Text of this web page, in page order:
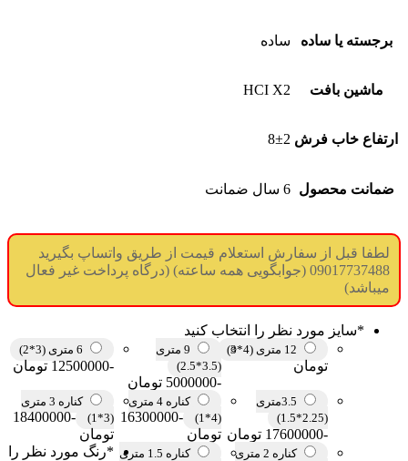
برجسته یا ساده ساده
ماشین بافت HCI X2
ارتفاع خاب فرش 8±2
ضمانت محصول 6 سال ضمانت
لطفا قبل از سفارش استعلام قیمت از طریق واتساپ بگیرید
09017737488 (جوابگویی همه ساعته) (درگاه پرداخت غیر فعال
میباشد)
*سایز مورد نظر را انتخاب کنید
12 متری (4*3)
تومان
9 متری
(3.5*2.5)
-5000000 تومان
6 متری (3*2)
-12500000 تومان
3.5متری
(2.25*1.5)
-17600000 تومان
کناره 4 متری
(4*1)
-16300000
تومان
کناره 3 متری
(3*1)
-18400000
تومان
کناره 2 متری کناره 1.5 متری *رنگ مورد نظر را